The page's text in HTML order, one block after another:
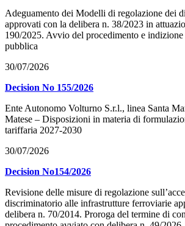
Adeguamento dei Modelli di regolazione dei
approvati con la delibera n. 38/2023 in
190/2025. Avvio del procedimento e
pubblica
30/07/2026
Decision No 155/2026
Ente Autonomo Volturno S.r.l., linea Santa
Matese – Disposizioni in materia di
tariffaria 2027-2030
30/07/2026
Decision No154/2026
Revisione delle misure di regolazione
discriminatorio alle infrastrutture ferroviarie
delibera n. 70/2014. Proroga del termine di